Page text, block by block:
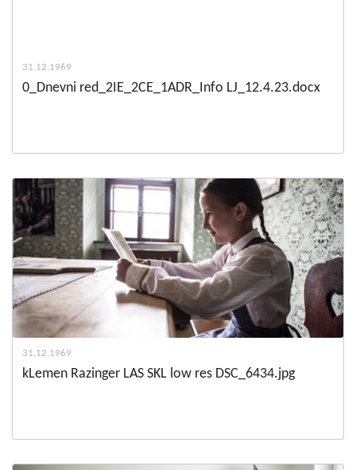
31.12.1969
0_Dnevni red_2IE_2CE_1ADR_Info LJ_12.4.23.docx
31.12.1969
kLemen Razinger LAS SKL low res DSC_6434.jpg